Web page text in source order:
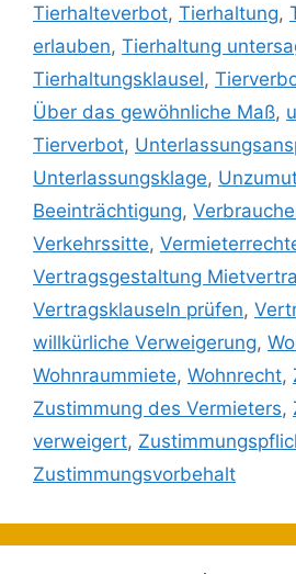
Tierhalteverbot, Tierhaltung,
erlauben, Tierhaltung
Tierhaltungsklausel,
Über das gewöhnliche Maß,
Tierverbot,
Unterlassungsklage,
Beeinträchtigung,
Verkehrssitte,
Vertragsgestaltung
Vertragsklauseln prüfen,
willkürliche Verweigerung,
Wohnraummiete, Wohnrecht,
Zustimmung des Vermieters,
verweigert,
Zustimmungsvorbehalt